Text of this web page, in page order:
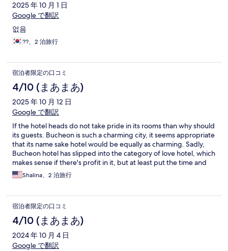
2025 年 10 月 1 日
Google で翻訳
없음
??、2 泊旅行
宿泊者限定の口コミ
4/10 (まあまあ)
2025 年 10 月 12 日
Google で翻訳
If the hotel heads do not take pride in its rooms than why should
its guests. Bucheon is such a charming city, it seems appropriate
that its name sake hotel would be equally as charming. Sadly,
Bucheon hotel has slipped into the category of love hotel, which
makes sense if there's profit in it, but at least put the time and
care in to address the multiple unidentified stains on all the
surfaces and some of the bedding, update the furniture and the
enjoy the romance of what could be a very wonderful hotel
experience. The lobby is stunning which adds to the confusion
of the state of the rooms. With a little care this greatly named
hotel could actually live up to its name!
Shalina、2 泊旅行
宿泊者限定の口コミ
4/10 (まあまあ)
2024 年 10 月 4 日
Google で翻訳